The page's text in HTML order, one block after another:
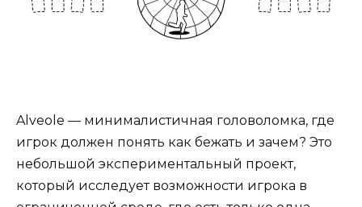
Alveole — минималистичная головоломка, где
игрок должен понять как бежать и зачем? Это
небольшой экспериментальный проект,
который исследует возможности игрока в